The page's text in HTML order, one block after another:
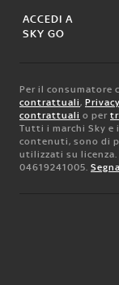
ACCEDI A
SKY GO
Per il consumatore
contrattuali,
contrattuali o per
Tutti i marchi Sky
contenuti, sono di
utilizzati su licenza.
04619241005.